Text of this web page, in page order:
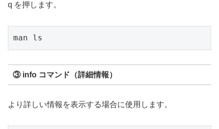
q を押します。
man ls
③ infoコマンド（詳細情報）
より詳しい情報を表示する場合に使用します。